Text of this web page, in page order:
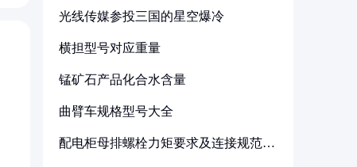
光线传媒参投三国的星空爆冷
横担型号对应重量
锰矿石产品化合水含量
曲臂车规格型号大全
配电柜母排螺栓力矩要求及连接规范详